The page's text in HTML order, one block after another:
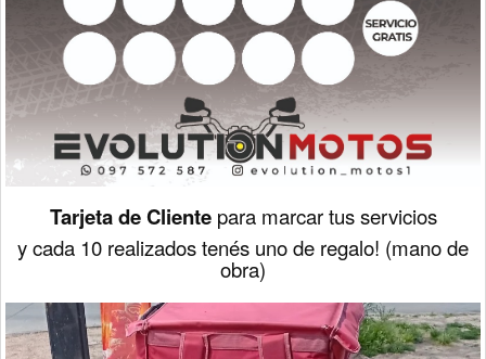
Tarjeta de Clientepara marcar tus servicios
y cada 10 realizados tenés uno de regalo! (mano de
obra)